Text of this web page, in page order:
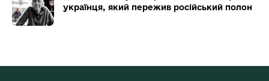
українця, який пережив російський полон